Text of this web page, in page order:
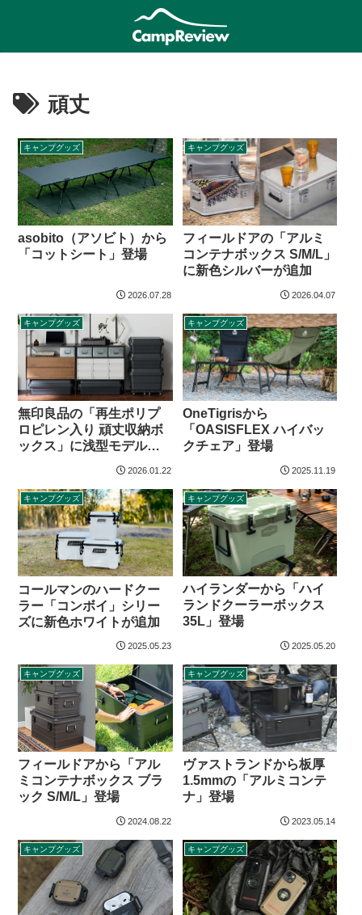
頑丈
キャンプグッズ
asobito（アソビト）から
「コットシート」登場
2026.07.28
キャンプグッズ
フィールドアの「アルミ
コンテナボックス S/M/L」
に新色シルバーが追加
2026.04.07
キャンプグッズ
無印良品の「再生ポリプ
ロピレン入り 頑丈収納ボ
ックス」に浅型モデルが
2026.01.22
キャンプグッズ
OneTigrisから
「OASISFLEX ハイバッ
クチェア」登場
2025.11.19
キャンプグッズ
コールマンのハードクー
ラー「コンボイ」シリー
ズに新色ホワイトが追加
2025.05.23
キャンプグッズ
ハイランダーから「ハイ
ランドクーラーボックス
35L」登場
2025.05.20
キャンプグッズ
フィールドアから「アル
ミコンテナボックス ブラ
ック S/M/L」登場
2024.08.22
キャンプグッズ
ヴァストランドから板厚
1.5mmの「アルミコンテ
ナ」登場
2023.05.14
キャンプグッズ キャンプグッズ